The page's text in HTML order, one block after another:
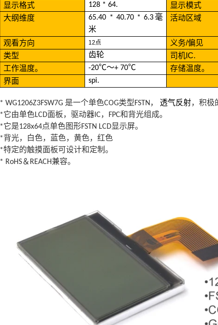
显示格式 128 * 64. 显示模式
大纲维度
65.40 * 40.70 * 6.3毫
米
活动区域
观看方向 12点 义务/偏见
类型 齿轮 司机IC.
工作温度。 -20℃〜+ 70℃ 存储温度。
界面 spi.
* WG1206Z3FSW7G 是一个单色COG类型FSTN， 透气反射，积极
*它由单色LCD面板，驱动器IC，FPC和背光组成。
*它是128x64点单色图形FSTN LCD显示屏。
*背光，白色，蓝色，黄色，红色
*特定的触摸面板可设计和定制。
* RoHS＆REACH兼容。